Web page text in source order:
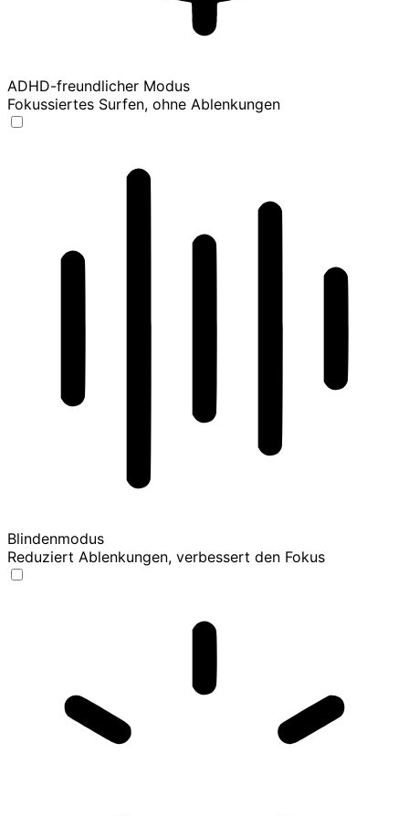
ADHD-freundlicher Modus
Fokussiertes Surfen, ohne Ablenkungen
Blindenmodus
Reduziert Ablenkungen, verbessert den Fokus